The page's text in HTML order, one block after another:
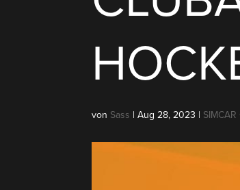
von Sass |Aug 28, 2023 | SIMCAR